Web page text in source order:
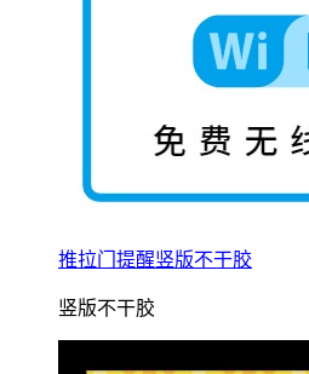
推拉门提醒竖版不干胶
竖版不干胶